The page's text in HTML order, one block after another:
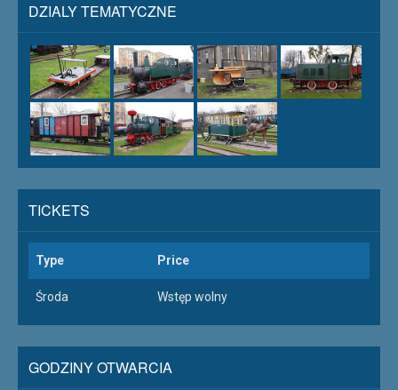
DZIALY TEMATYCZNE
TICKETS
Type Price
Środa Wstęp wolny
GODZINY OTWARCIA